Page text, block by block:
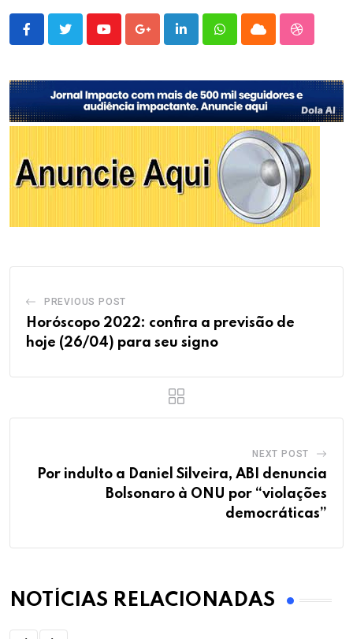
YoutubeGoogle+LinkedInWhatsappCloud
PREVIOUS POST
Horóscopo 2022: confira a previsão de
hoje (26/04) para seu signo
NEXT POST
Por indulto a Daniel Silveira, ABI denuncia
Bolsonaro à ONU por “violações
democráticas”
NOTÍCIAS RELACIONADAS